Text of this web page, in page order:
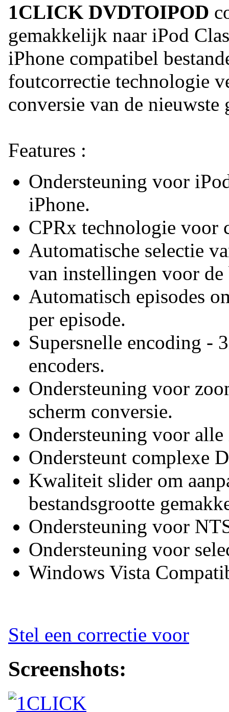
1CLICK DVDTOIPOD
gemakkelijk naar iPod
iPhone compatibel
foutcorrectie technologie
conversie van de nieuwste
Features :
Ondersteuning voor
iPhone.
CPRx technologie voor
Automatische selectie
van instellingen voor
Automatisch episodes
per episode.
Supersnelle encoding -
encoders.
Ondersteuning voor
scherm conversie.
Ondersteuning voor
Ondersteunt complexe
Kwaliteit slider om
bestandsgrootte
Ondersteuning voor
Ondersteuning voor
Windows Vista
Stel een correctie voor
Screenshots: